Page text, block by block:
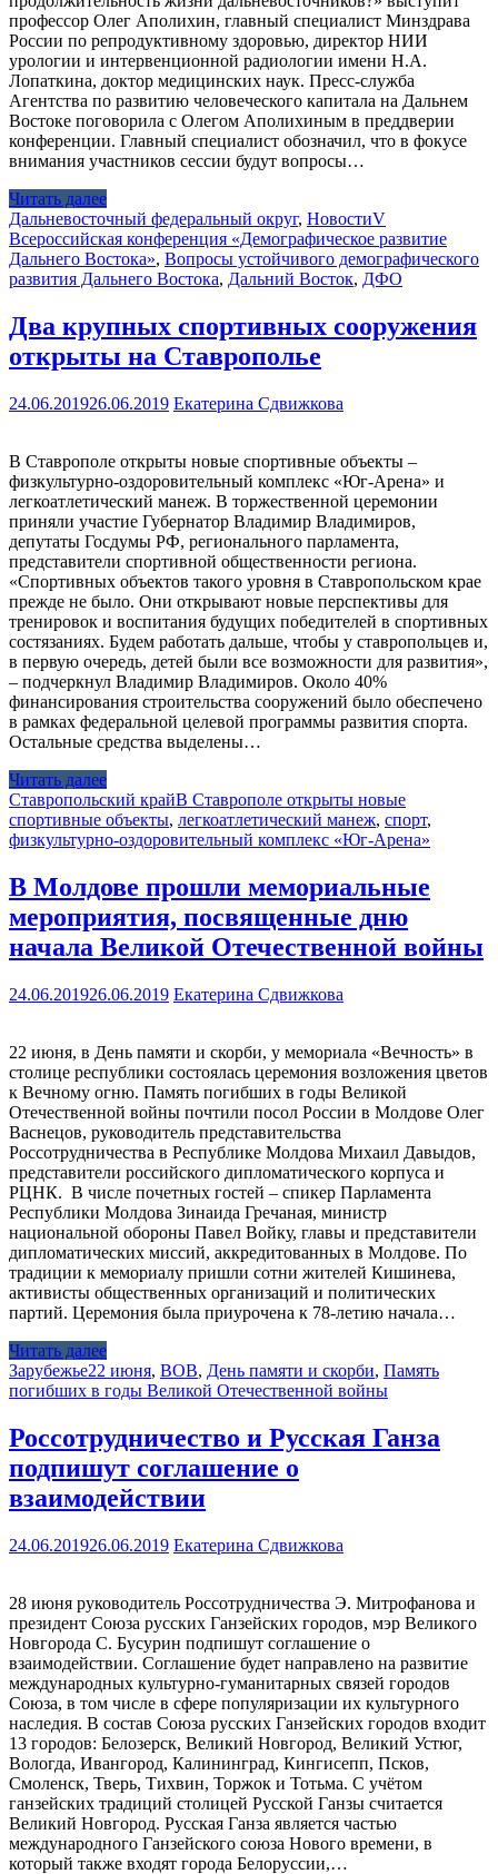
профессор Олег Аполихин, главный специалист Минздрава
России по репродуктивному здоровью, директор НИИ
урологии и интервенционной радиологии имени Н.А.
Лопаткина, доктор медицинских наук. Пресс-служба
Агентства по развитию человеческого капитала на Дальнем
Востоке поговорила с Олегом Аполихиным в преддверии
конференции. Главный специалист обозначил, что в фокусе
внимания участников сессии будут вопросы…
Читать далее
Дальневосточный федеральный округ, НовостиV
Всероссийская конференция «Демографическое развитие
Дальнего Востока», Вопросы устойчивого демографического
развития Дальнего Востока, Дальний Восток, ДФО
Два крупных спортивных сооружения
открыты на Ставрополье
24.06.201926.06.2019 Екатерина Сдвижкова
В Ставрополе открыты новые спортивные объекты –
физкультурно-оздоровительный комплекс «Юг-Арена» и
легкоатлетический манеж. В торжественной церемонии
приняли участие Губернатор Владимир Владимиров,
депутаты Госдумы РФ, регионального парламента,
представители спортивной общественности региона.
«Спортивных объектов такого уровня в Ставропольском крае
прежде не было. Они открывают новые перспективы для
тренировок и воспитания будущих победителей в спортивных
состязаниях. Будем работать дальше, чтобы у ставропольцев и,
в первую очередь, детей были все возможности для развития»,
– подчеркнул Владимир Владимиров. Около 40%
финансирования строительства сооружений было обеспечено
в рамках федеральной целевой программы развития спорта.
Остальные средства выделены…
Читать далее
Ставропольский крайВ Ставрополе открыты новые
спортивные объекты, легкоатлетический манеж, спорт,
физкультурно-оздоровительный комплекс «Юг-Арена»
В Молдове прошли мемориальные
мероприятия, посвященные дню
начала Великой Отечественной войны
24.06.201926.06.2019 Екатерина Сдвижкова
22 июня, в День памяти и скорби, у мемориала «Вечность» в
столице республики состоялась церемония возложения цветов
к Вечному огню. Память погибших в годы Великой
Отечественной войны почтили посол России в Молдове Олег
Васнецов, руководитель представительства
Россотрудничества в Республике Молдова Михаил Давыдов,
представители российского дипломатического корпуса и
РЦНК. В числе почетных гостей – спикер Парламента
Республики Молдова Зинаида Гречаная, министр
национальной обороны Павел Войку, главы и представители
дипломатических миссий, аккредитованных в Молдове. По
традиции к мемориалу пришли сотни жителей Кишинева,
активисты общественных организаций и политических
партий. Церемония была приурочена к 78-летию начала…
Читать далее
Зарубежье22 июня, ВОВ, День памяти и скорби, Память
погибших в годы Великой Отечественной войны
Россотрудничество и Русская Ганза
подпишут соглашение о
взаимодействии
24.06.201926.06.2019 Екатерина Сдвижкова
28 июня руководитель Россотрудничества Э. Митрофанова и
президент Союза русских Ганзейских городов, мэр Великого
Новгорода С. Бусурин подпишут соглашение о
взаимодействии. Соглашение будет направлено на развитие
международных культурно-гуманитарных связей городов
Союза, в том числе в сфере популяризации их культурного
наследия. В состав Союза русских Ганзейских городов входит
13 городов: Белозерск, Великий Новгород, Великий Устюг,
Вологда, Ивангород, Калининград, Кингисепп, Псков,
Смоленск, Тверь, Тихвин, Торжок и Тотьма. С учётом
ганзейских традиций столицей Русской Ганзы считается
Великий Новгород. Русская Ганза является частью
международного Ганзейского союза Нового времени, в
который также входят города Белоруссии,…